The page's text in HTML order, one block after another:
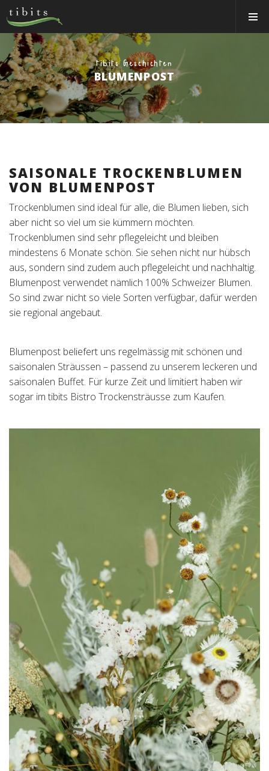
Tibits:
Home
Main
Navigation
ESSEN&TRINKEN
RESTAURANTS
NEWS
EVENTS
ÜBER UNS
EVENTRÄUME
CATERING
Jobs
Gutscheine & Shop
Tischreservation
Login
tibits Geschichten
BLUMENPOST
SAISONALE TROCKENBLUMEN
VON BLUMENPOST
Trockenblumen sind ideal für alle, die Blumen lieben, sich
aber nicht so viel um sie kümmern möchten.
Trockenblumen sind sehr pflegeleicht und bleiben
mindestens 6 Monate schön. Sie sehen nicht nur hübsch
aus, sondern sind zudem auch pflegeleicht und nachhaltig.
Blumenpost verwendet nämlich 100% Schweizer Blumen.
So sind zwar nicht so viele Sorten verfügbar, dafür werden
sie regional angebaut.
Blumenpost beliefert uns regelmässig mit schönen und
saisonalen Sträussen – passend zu unserem leckeren und
saisonalen Buffet. Für kurze Zeit und limitiert haben wir
sogar im tibits Bistro Trockensträusse zum Kaufen.